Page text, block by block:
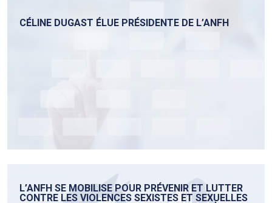
CÉLINE DUGAST ÉLUE PRÉSIDENTE DE L’ANFH
L’ANFH SE MOBILISE POUR PRÉVENIR ET LUTTER
CONTRE LES VIOLENCES SEXISTES ET SEXUELLES